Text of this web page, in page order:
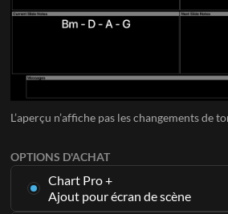
OPTIONS D'ACHAT
Chart Pro +
Ajout pour écran de scène
L’aperçu n’affiche pas les changements de